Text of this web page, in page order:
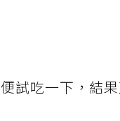
試吃一下，結果